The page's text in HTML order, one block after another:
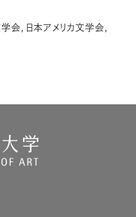
会，日本アメリカ文学会，